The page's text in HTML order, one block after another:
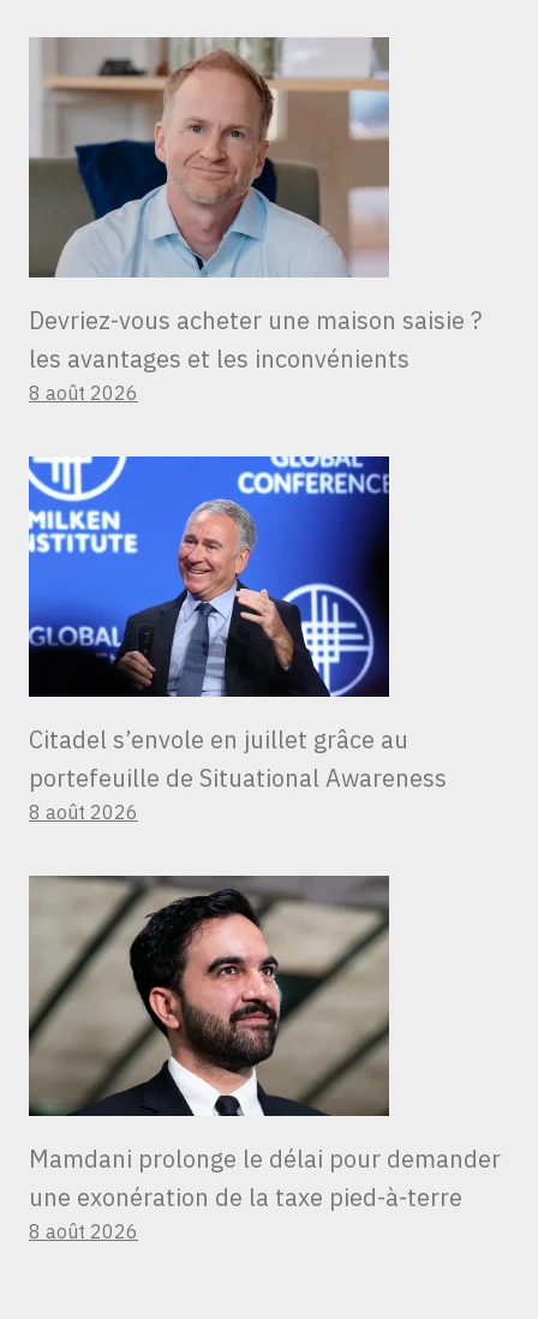
Devriez-vous acheter une maison saisie ?
les avantages et les inconvénients
8 août 2026
Citadel s’envole en juillet grâce au
portefeuille de Situational Awareness
8 août 2026
Mamdani prolonge le délai pour demander
une exonération de la taxe pied-à-terre
8 août 2026